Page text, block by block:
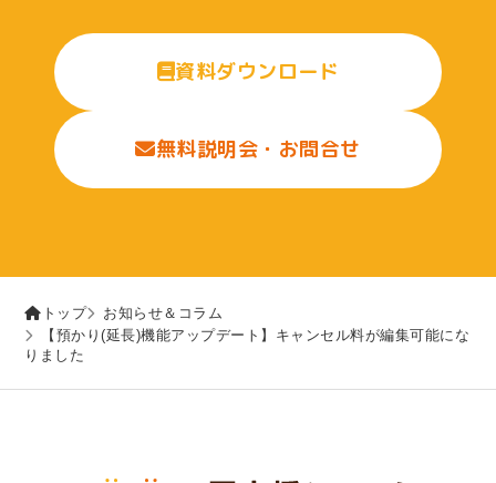
資料ダウンロード
無料説明会・お問合せ
トップ
お知らせ＆コラム
【預かり(延長)機能アップデート】キャンセル料が編集可能にな
りました